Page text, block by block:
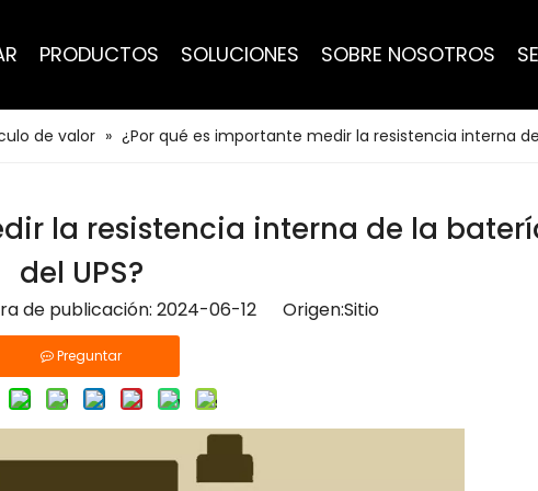
PRODUCTOS SOLUCIONES SOBRE NOSOTROS
de valor » ¿Por qué es importante medir la resistencia interna
la resistencia interna de la
del UPS?
de publicación: 2024-06-12 Origen:Sitio
Preguntar